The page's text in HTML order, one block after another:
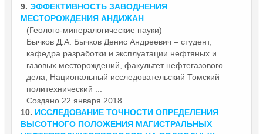
9. ЭФФЕКТИВНОСТЬ ЗАВОДНЕНИЯ
МЕСТОРОЖДЕНИЯ АНДИЖАН
(Геолого-минералогические науки)
Бычков Д.А. Бычков Денис Андреевич – студент,
кафедра разработки и эксплуатации нефтяных и
газовых месторождений, факультет нефтегазового
дела, Национальный исследовательский Томский
политехнический ...
Создано 22 января 2018
10. ИССЛЕДОВАНИЕ ТОЧНОСТИ ОПРЕДЕЛЕНИЯ
ВЫСОТНОГО ПОЛОЖЕНИЯ МАГИСТРАЛЬНЫХ